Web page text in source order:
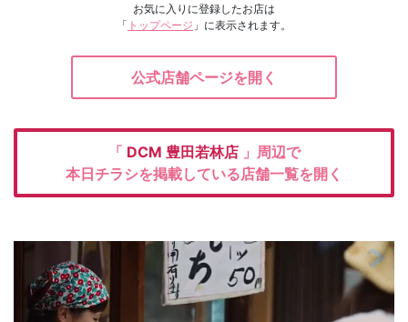
お気に入りに登録したお店は
「 トップページ 」に表示されます。
公式店舗ページを開く
「 DCM 豊田若林店 」周辺で
本日チラシを掲載している店舗一覧を開く